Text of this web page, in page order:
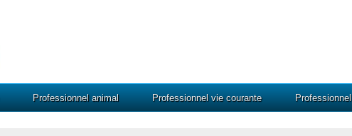
Professionnel animal Professionnel vie courante